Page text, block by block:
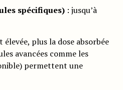
spécifiques): jusqu’à
plus la dose absorbée
avancées comme les
permettent une